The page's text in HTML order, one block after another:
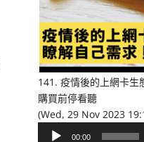
141. 疫情後的上網卡生
購買前停看聽
(Wed, 29 Nov 2023
00:00